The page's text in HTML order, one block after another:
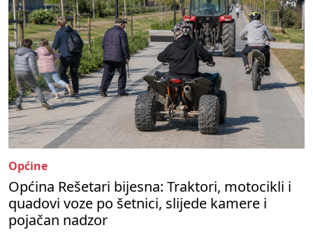
Općine
Općina Rešetari bijesna: Traktori, motocikli i
quadovi voze po šetnici, slijede kamere i
pojačan nadzor